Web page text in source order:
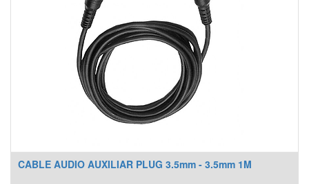
CABLE AUDIO AUXILIAR PLUG 3.5mm - 3.5mm 1M